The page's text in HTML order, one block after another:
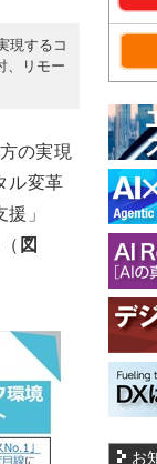
現するコ
、リモー
の実現
ル変革
」
図
お